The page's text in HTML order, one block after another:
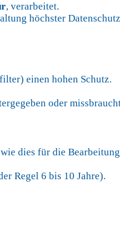
, verarbeitet.
höchster
einen hohen Schutz.
oder
dies für die
Regel 6 bis 10 Jahre).